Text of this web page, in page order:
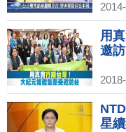
用
邀
星